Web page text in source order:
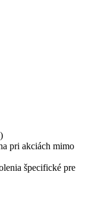
pri akciách mimo
špecifické pre